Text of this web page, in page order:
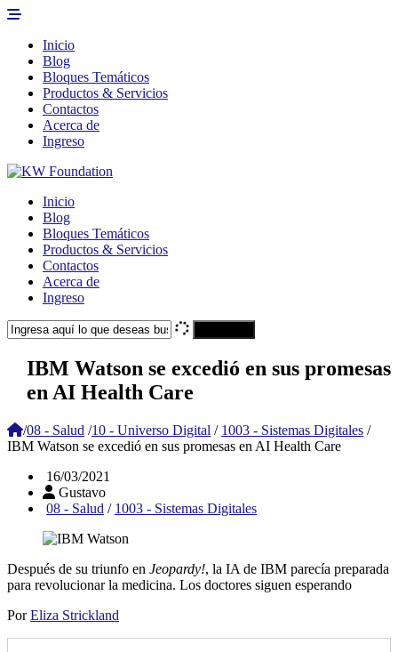
Inicio
Blog
Bloques Temáticos
Productos & Servicios
Contactos
Acerca de
Ingreso
Inicio
Blog
Bloques Temáticos
Productos & Servicios
Contactos
Acerca de
Ingreso
IBM Watson se excedió en sus promesas
en AI Health Care
/08 - Salud /10 - Universo Digital / 1003 - Sistemas Digitales /
IBM Watson se excedió en sus promesas en AI Health Care
16/03/2021
Gustavo
08 - Salud / 1003 - Sistemas Digitales
Después de su triunfo en Jeopardy!, la IA de IBM parecía preparada
para revolucionar la medicina. Los doctores siguen esperando
PorEliza Strickland